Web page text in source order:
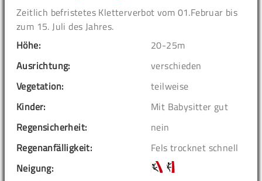
Zeitlich befristetes Kletterverbot vom 01.Februar bis
zum 15. Juli des Jahres.
Höhe:
20-25m
Ausrichtung:
verschieden
Vegetation:
teilweise
Kinder:
Mit Babysitter gut
Regensicherheit:
nein
Regenanfälligkeit:
Fels trocknet schnell
Neigung: